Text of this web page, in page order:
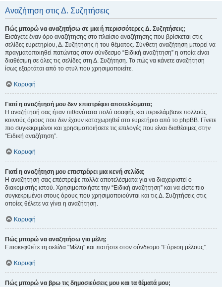
Αναζήτηση στις Δ. Συζητήσεις
Πώς μπορώ να αναζητήσω σε μια ή περισσότερες Δ. Συζητήσεις;
Εισάγετε έναν όρο αναζήτησης στο πλαίσιο αναζήτησης που βρίσκεται στις
σελίδες ευρετηρίου, Δ. Συζήτησης ή του θέματος. Σύνθετη αναζήτηση μπορεί να
πραγματοποιηθεί πατώντας στον σύνδεσμο “Ειδική αναζήτηση” η οποία είναι
διαθέσιμη σε όλες τις σελίδες στη Δ. Συζήτηση. Το πώς να κάνετε αναζήτηση
ίσως εξαρτάται από το στυλ που χρησιμοποιείτε.
Κορυφή
Γιατί η αναζήτησή μου δεν επιστρέφει αποτελέσματα;
Η αναζήτησή σας ήταν πιθανότατα πολύ ασαφής και περιελάμβανε πολλούς
κοινούς όρους που δεν έχουν καταχωρηθεί στο ευρετήριο από το phpBB. Γίνετε
πιο συγκεκριμένοι και χρησιμοποιήσετε τις επιλογές που είναι διαθέσιμες στην
“Ειδική αναζήτηση”.
Κορυφή
Γιατί η αναζήτηση μου επιστρέφει μια κενή σελίδα;
Η αναζήτησή σας επέστρεψε πολλά αποτελέσματα για να διαχειριστεί ο
διακομιστής ιστού. Χρησιμοποιήστε την “Ειδική αναζήτηση” και να είστε πιο
συγκεκριμένοι στους όρους που χρησιμοποιούνται και τις Δ. Συζητήσεις στις
οποίες θέλετε να γίνει η αναζήτηση.
Κορυφή
Πώς μπορώ να αναζητήσω για μέλη;
Επισκεφθείτε τη σελίδα "Μέλη" και πατήστε στον σύνδεσμο “Εύρεση μέλους”.
Κορυφή
Πώς μπορώ να βρω τις δημοσιεύσεις μου και τα θέματά μου;